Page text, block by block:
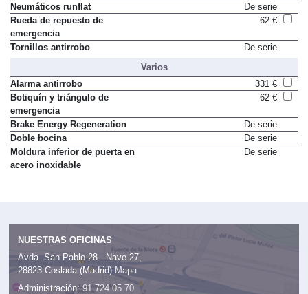
Neumáticos runflat
De serie
Rueda de repuesto de
emergencia
62 €
Tornillos antirrobo
De serie
Varios
Alarma antirrobo
331 €
Botiquín y triángulo de
emergencia
62 €
Brake Energy Regeneration
De serie
Doble bocina
De serie
Moldura inferior de puerta en
acero inoxidable
De serie
NUESTRAS OFICINAS
Avda. San Pablo 28 - Nave 27,
28823 Coslada (Madrid) Mapa
Administración: 91 724 05 70